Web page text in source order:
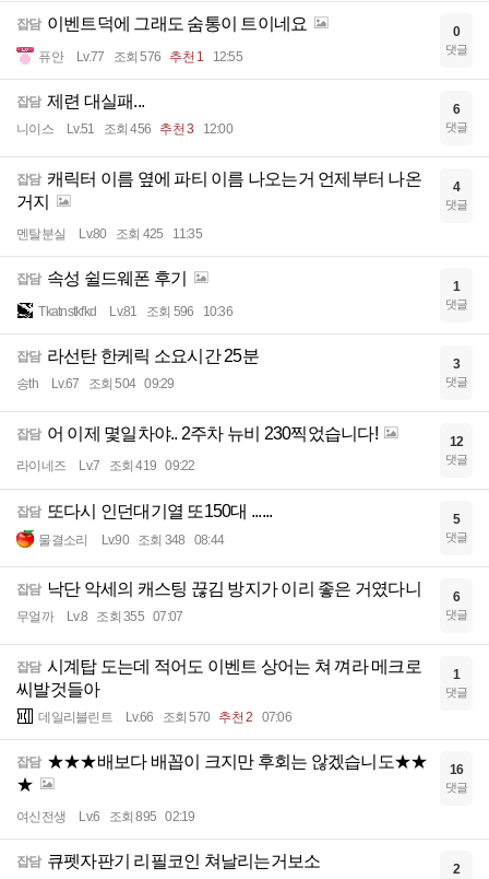
잡담 이벤트덕에 그래도 숨통이 트이네요
퓨안 Lv.77 조회 576 추천 1 12:55
0
댓글
잡담 제련 대실패...
니이스 Lv.51 조회 456 추천 3 12:00
6
댓글
잡담 캐릭터 이름 옆에 파티 이름 나오는거 언제부터 나온
거지
멘탈분실 Lv.80 조회 425 11:35
4
댓글
잡담 속성 쉴드웨폰 후기
Tkatnstkfkd Lv.81 조회 596 10:36
1
댓글
잡담 라선탄 한케릭 소요시간 25분
송th Lv.67 조회 504 09:29
3
댓글
잡담 어 이제 몇일차야.. 2주차 뉴비 230찍었습니다!
라이네즈 Lv.7 조회 419 09:22
12
댓글
잡담 또다시 인던대기열 또150대 ......
물결소리 Lv.90 조회 348 08:44
5
댓글
잡담 낙단 악세의 캐스팅 끊김 방지가 이리 좋은 거였다니
무얼까 Lv.8 조회 355 07:07
6
댓글
잡담 시계탑 도는데 적어도 이벤트 상어는 쳐 껴라 메크로
씨발것들아
데일리블린트 Lv.66 조회 570 추천 2 07:06
1
댓글
잡담 ★★★배보다 배꼽이 크지만 후회는 않겠습니도★★
★
여신전생 Lv.6 조회 895 02:19
16
댓글
잡담 큐펫자판기 리필코인 쳐날리는거보소 2